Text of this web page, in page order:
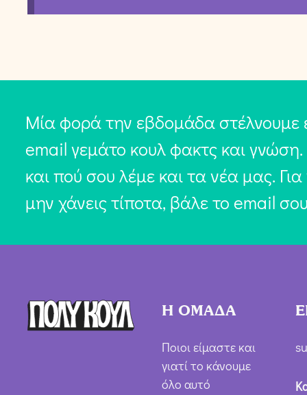
Μία φορά την εβδομάδα στέλνουμε
email γεμάτο κουλ φακτς και
και πού σου λέμε και τα νέα μας.
μην χάνεις τίποτα, βάλε το email
Η ΟΜΑΔΑ
Ποιοι είμαστε και
γιατί το κάνουμε
όλο αυτό